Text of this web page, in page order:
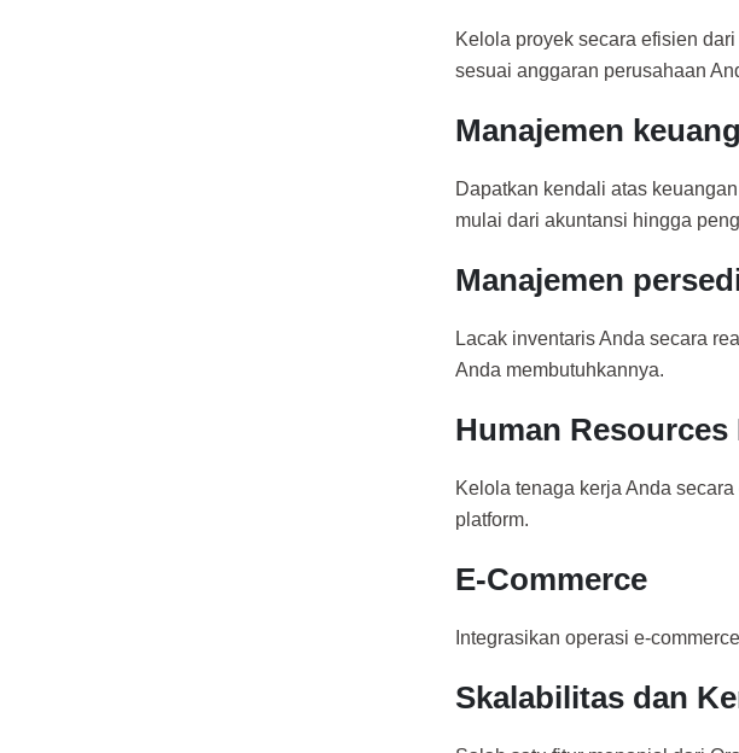
Kelola proyek secara efisien
sesuai anggaran perusahaan
Manajemen
Dapatkan kendali atas
mulai dari akuntansi hingga
Manajemen
Lacak inventaris Anda secara
Anda membutuhkannya.
Human Resources
Kelola tenaga kerja Anda
platform.
E-Commerce
Integrasikan operasi e-
Skalabilitas dan